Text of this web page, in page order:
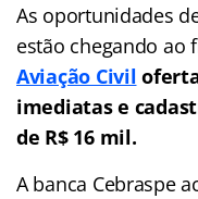
As oportunidades
estão chegando ao
Aviação Civil
imediatas e
de R$ 16 mil.
A banca Cebraspe